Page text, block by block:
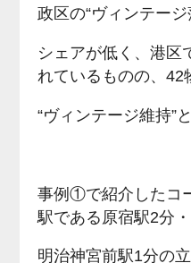
政区の“ヴィンテージ
シェアが低く、港区
れているものの、42
“ヴィンテージ維持”
事例①で紹介したコ
駅である原宿駅2分・
明治神宮前駅1分の